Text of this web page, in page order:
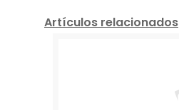
Artículos relacionados